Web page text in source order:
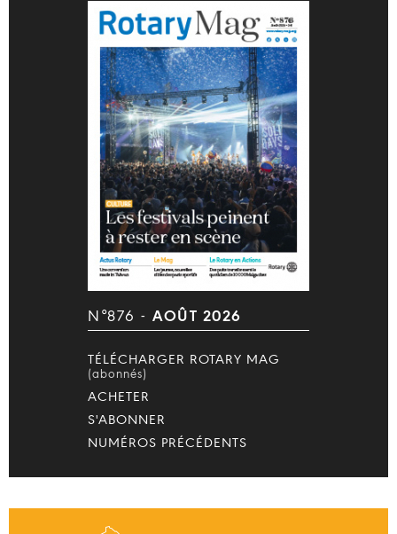
N°876 - AOÛT 2026
TÉLÉCHARGER ROTARY MAG
(abonnés)
ACHETER
S'ABONNER
NUMÉROS PRÉCÉDENTS